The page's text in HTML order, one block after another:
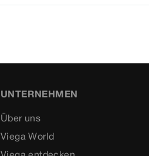
UNTERNEHMEN
Über uns
Viega World